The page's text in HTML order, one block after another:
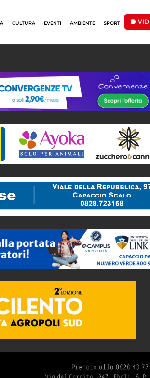
CULTURA EVENTI AMBIENTE SPORT